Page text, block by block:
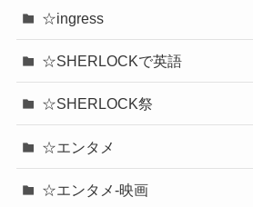
☆ingress
☆SHERLOCKで英語
☆SHERLOCK祭
☆エンタメ
☆エンタメ-映画